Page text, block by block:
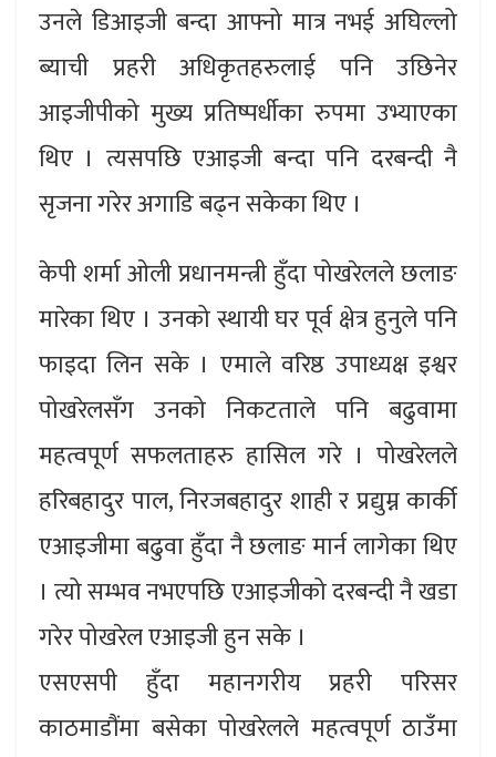
उनले डिआइजी बन्दा आफ्नो मात्र नभई अघिल्लो
ब्याची प्रहरी अधिकृतहरुलाई पनि उछिनेर
आइजीपीको मुख्य प्रतिष्पर्धीका रुपमा उभ्याएका
थिए । त्यसपछि एआइजी बन्दा पनि दरबन्दी नै
सृजना गरेर अगाडि बढ्न सकेका थिए ।
केपी शर्मा ओली प्रधानमन्त्री हुँदा पोखरेलले छलाङ
मारेका थिए । उनको स्थायी घर पूर्व क्षेत्र हुनुले पनि
फाइदा लिन सके । एमाले वरिष्ठ उपाध्यक्ष इश्वर
पोखरेलसँग उनको निकटताले पनि बढुवामा
महत्वपूर्ण सफलताहरु हासिल गरे । पोखरेलले
हरिबहादुर पाल, निरजबहादुर शाही र प्रद्युम्न कार्की
एआइजीमा बढुवा हुँदा नै छलाङ मार्न लागेका थिए
। त्यो सम्भव नभएपछि एआइजीको दरबन्दी नै खडा
गरेर पोखरेल एआइजी हुन सके ।
एसएसपी हुँदा महानगरीय प्रहरी परिसर
काठमाडौंमा बसेका पोखरेलले महत्वपूर्ण ठाउँमा